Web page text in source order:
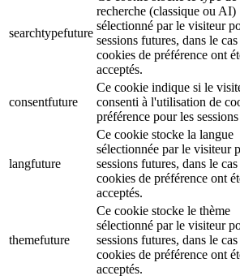
searchtypefuture
recherche (classique ou AI)
sélectionné par le visiteur
sessions futures, dans le
cookies de préférence ont
acceptés.
consentfuture
Ce cookie indique si le
consenti à l'utilisation de
préférence pour les
langfuture
Ce cookie stocke la langue
sélectionnée par le visiteur
sessions futures, dans le
cookies de préférence ont
acceptés.
themefuture
Ce cookie stocke le thème
sélectionné par le visiteur
sessions futures, dans le
cookies de préférence ont
acceptés.